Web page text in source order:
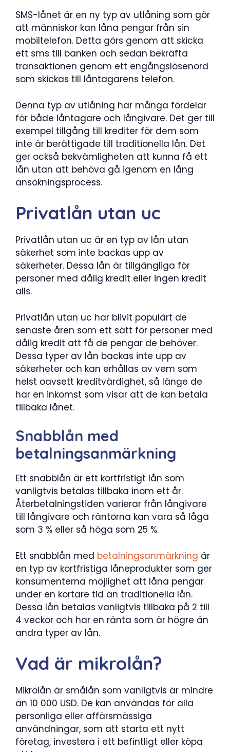
SMS-lånet är en ny typ av utlåning som gör
att människor kan låna pengar från sin
mobiltelefon. Detta görs genom att skicka
ett sms till banken och sedan bekräfta
transaktionen genom ett engångslösenord
som skickas till låntagarens telefon.
Denna typ av utlåning har många fördelar
för både låntagare och långivare. Det ger till
exempel tillgång till krediter för dem som
inte är berättigade till traditionella lån. Det
ger också bekvämligheten att kunna få ett
lån utan att behöva gå igenom en lång
ansökningsprocess.
Privatlån utan uc
Privatlån utan uc är en typ av lån utan
säkerhet som inte backas upp av
säkerheter. Dessa lån är tillgängliga för
personer med dålig kredit eller ingen kredit
alls.
Privatlån utan uc har blivit populärt de
senaste åren som ett sätt för personer med
dålig kredit att få de pengar de behöver.
Dessa typer av lån backas inte upp av
säkerheter och kan erhållas av vem som
helst oavsett kreditvärdighet, så länge de
har en inkomst som visar att de kan betala
tillbaka lånet.
Snabblån med
betalningsanmärkning
Ett snabblån är ett kortfristigt lån som
vanligtvis betalas tillbaka inom ett år.
Återbetalningstiden varierar från långivare
till långivare och räntorna kan vara så låga
som 3 % eller så höga som 25 %.
Ett snabblån med betalningsanmärkning är
en typ av kortfristiga låneprodukter som ger
konsumenterna möjlighet att låna pengar
under en kortare tid än traditionella lån.
Dessa lån betalas vanligtvis tillbaka på 2 till
4 veckor och har en ränta som är högre än
andra typer av lån.
Vad är mikrolån?
Mikrolån är smålån som vanligtvis är mindre
än 10 000 USD. De kan användas för alla
personliga eller affärsmässiga
användningar, som att starta ett nytt
företag, investera i ett befintligt eller köpa